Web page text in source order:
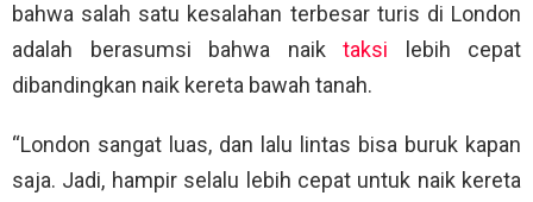
bahwa salah satu kesalahan terbesar turis di London
adalah berasumsi bahwa naik taksi lebih cepat
dibandingkan naik kereta bawah tanah.
“London sangat luas, dan lalu lintas bisa buruk kapan
saja. Jadi, hampir selalu lebih cepat untuk naik kereta